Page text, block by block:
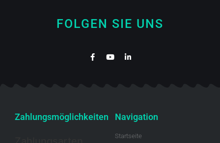
FOLGEN SIE UNS
Zahlungsmöglichkeiten Navigation
Startseite